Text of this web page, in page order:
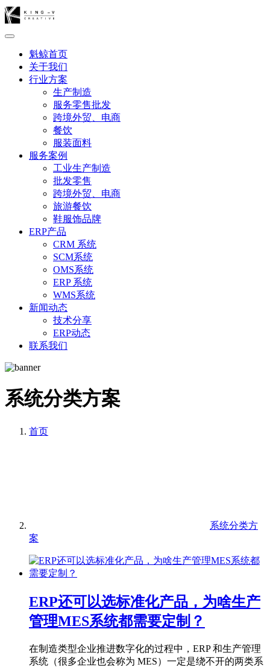
魁鲸首页
关于我们
行业方案
生产制造
服务零售批发
跨境外贸、电商
餐饮
服装面料
服务案例
工业生产制造
批发零售
跨境外贸、电商
旅游餐饮
鞋服饰品牌
ERP产品
CRM 系统
SCM系统
OMS系统
ERP 系统
WMS系统
新闻动态
技术分享
ERP动态
联系我们
系统分类方案
首页
系统分类方
案
ERP还可以选标准化产品，为啥生产
管理MES系统都需要定制？
在制造类型企业推进数字化的过程中，ERP 和生产管理
系统（很多企业也会称为 MES）一定是绕不开的两类系